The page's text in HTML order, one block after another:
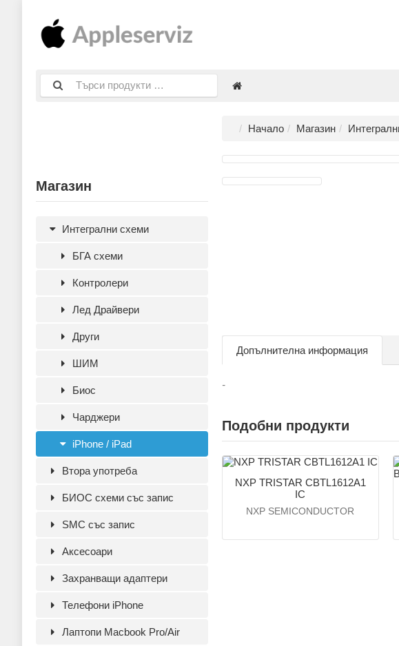
Магазин
Интегрални схеми
БГА схеми
Контролери
Лед Драйвери
Други
ШИМ
Биос
Чарджери
iPhone / iPad
Втора употреба
БИОС схеми със запис
SMC със запис
Аксесoари
Захранващи адаптери
Телефони iPhone
Лаптопи Macbook Pro/Air
Начало Магазин
Допълнителна информация
-
Подобни продукти
NXP TRISTAR CBTL1612A1
IC
NXP SEMICONDUCTOR